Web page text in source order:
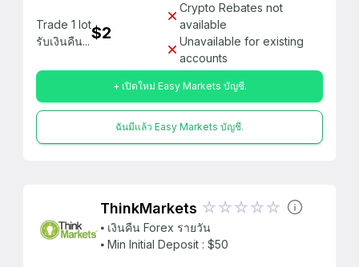
Trade 1 lot
รับเงินคืน...$2
Crypto Rebates not
available
Unavailable for existing
accounts
+ เปิดใหม่ Easy Markets บัญชี.
ฉันมีแล้ว Easy Markets บัญชี.
ThinkMarkets
⦁ เงินคืน Forex รายวัน
⦁ Min Initial Deposit : $50